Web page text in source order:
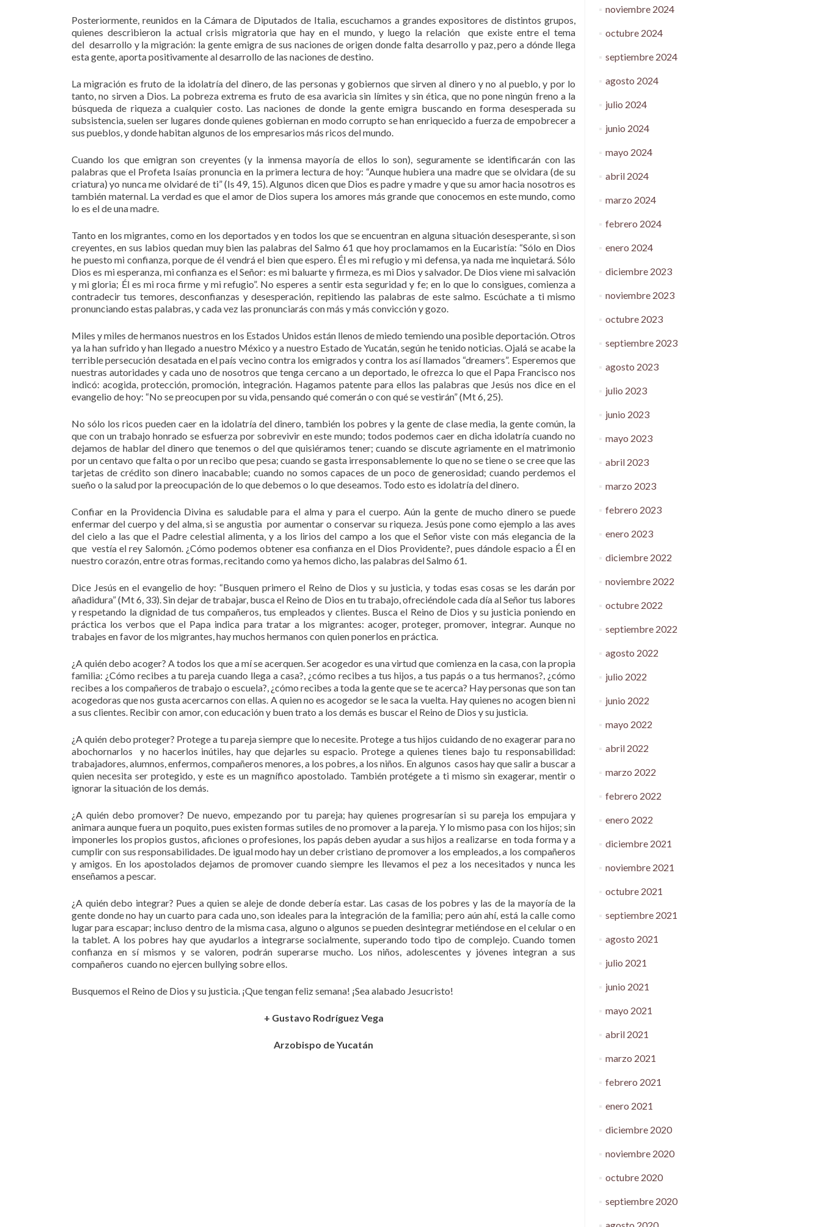
Posteriormente, reunidos en la Cámara de Diputados de Italia, escuchamos a grandes expositores de distintos grupos,
quienes describieron la actual crisis migratoria que hay en el mundo, y luego la relación que existe entre el tema
del desarrollo y la migración: la gente emigra de sus naciones de origen donde falta desarrollo y paz, pero a dónde llega
esta gente, aporta positivamente al desarrollo de las naciones de destino.
La migración es fruto de la idolatría del dinero, de las personas y gobiernos que sirven al dinero y no al pueblo, y por lo
tanto, no sirven a Dios. La pobreza extrema es fruto de esa avaricia sin límites y sin ética, que no pone ningún freno a la
búsqueda de riqueza a cualquier costo. Las naciones de donde la gente emigra buscando en forma desesperada su
subsistencia, suelen ser lugares donde quienes gobiernan en modo corrupto se han enriquecido a fuerza de empobrecer a
sus pueblos, y donde habitan algunos de los empresarios más ricos del mundo.
Cuando los que emigran son creyentes (y la inmensa mayoría de ellos lo son), seguramente se identificarán con las
palabras que el Profeta Isaías pronuncia en la primera lectura de hoy: “Aunque hubiera una madre que se olvidara (de su
criatura) yo nunca me olvidaré de ti” (Is 49, 15). Algunos dicen que Dios es padre y madre y que su amor hacia nosotros es
también maternal. La verdad es que el amor de Dios supera los amores más grande que conocemos en este mundo, como
lo es el de una madre.
Tanto en los migrantes, como en los deportados y en todos los que se encuentran en alguna situación desesperante, si son
creyentes, en sus labios quedan muy bien las palabras del Salmo 61 que hoy proclamamos en la Eucaristía: “Sólo en Dios
he puesto mi confianza, porque de él vendrá el bien que espero. Él es mi refugio y mi defensa, ya nada me inquietará. Sólo
Dios es mi esperanza, mi confianza es el Señor: es mi baluarte y firmeza, es mi Dios y salvador. De Dios viene mi salvación
y mi gloria; Él es mi roca firme y mi refugio”. No esperes a sentir esta seguridad y fe; en lo que lo consigues, comienza a
contradecir tus temores, desconfianzas y desesperación, repitiendo las palabras de este salmo. Escúchate a ti mismo
pronunciando estas palabras, y cada vez las pronunciarás con más y más convicción y gozo.
Miles y miles de hermanos nuestros en los Estados Unidos están llenos de miedo temiendo una posible deportación. Otros
ya la han sufrido y han llegado a nuestro México y a nuestro Estado de Yucatán, según he tenido noticias. Ojalá se acabe la
terrible persecución desatada en el país vecino contra los emigrados y contra los así llamados “dreamers”. Esperemos que
nuestras autoridades y cada uno de nosotros que tenga cercano a un deportado, le ofrezca lo que el Papa Francisco nos
indicó: acogida, protección, promoción, integración. Hagamos patente para ellos las palabras que Jesús nos dice en el
evangelio de hoy: “No se preocupen por su vida, pensando qué comerán o con qué se vestirán” (Mt 6, 25).
No sólo los ricos pueden caer en la idolatría del dinero, también los pobres y la gente de clase media, la gente común, la
que con un trabajo honrado se esfuerza por sobrevivir en este mundo; todos podemos caer en dicha idolatría cuando no
dejamos de hablar del dinero que tenemos o del que quisiéramos tener; cuando se discute agriamente en el matrimonio
por un centavo que falta o por un recibo que pesa; cuando se gasta irresponsablemente lo que no se tiene o se cree que las
tarjetas de crédito son dinero inacabable; cuando no somos capaces de un poco de generosidad; cuando perdemos el
sueño o la salud por la preocupación de lo que debemos o lo que deseamos. Todo esto es idolatría del dinero.
Confiar en la Providencia Divina es saludable para el alma y para el cuerpo. Aún la gente de mucho dinero se puede
enfermar del cuerpo y del alma, si se angustia por aumentar o conservar su riqueza. Jesús pone como ejemplo a las aves
del cielo a las que el Padre celestial alimenta, y a los lirios del campo a los que el Señor viste con más elegancia de la
que vestía el rey Salomón. ¿Cómo podemos obtener esa confianza en el Dios Providente?, pues dándole espacio a Él en
nuestro corazón, entre otras formas, recitando como ya hemos dicho, las palabras del Salmo 61.
Dice Jesús en el evangelio de hoy: “Busquen primero el Reino de Dios y su justicia, y todas esas cosas se les darán por
añadidura” (Mt 6, 33). Sin dejar de trabajar, busca el Reino de Dios en tu trabajo, ofreciéndole cada día al Señor tus labores
y respetando la dignidad de tus compañeros, tus empleados y clientes. Busca el Reino de Dios y su justicia poniendo en
práctica los verbos que el Papa indica para tratar a los migrantes: acoger, proteger, promover, integrar. Aunque no
trabajes en favor de los migrantes, hay muchos hermanos con quien ponerlos en práctica.
¿A quién debo acoger? A todos los que a mí se acerquen. Ser acogedor es una virtud que comienza en la casa, con la propia
familia: ¿Cómo recibes a tu pareja cuando llega a casa?, ¿cómo recibes a tus hijos, a tus papás o a tus hermanos?, ¿cómo
recibes a los compañeros de trabajo o escuela?, ¿cómo recibes a toda la gente que se te acerca? Hay personas que son tan
acogedoras que nos gusta acercarnos con ellas. A quien no es acogedor se le saca la vuelta. Hay quienes no acogen bien ni
a sus clientes. Recibir con amor, con educación y buen trato a los demás es buscar el Reino de Dios y su justicia.
¿A quién debo proteger? Protege a tu pareja siempre que lo necesite. Protege a tus hijos cuidando de no exagerar para no
abochornarlos y no hacerlos inútiles, hay que dejarles su espacio. Protege a quienes tienes bajo tu responsabilidad:
trabajadores, alumnos, enfermos, compañeros menores, a los pobres, a los niños. En algunos casos hay que salir a buscar a
quien necesita ser protegido, y este es un magnífico apostolado. También protégete a ti mismo sin exagerar, mentir o
ignorar la situación de los demás.
¿A quién debo promover? De nuevo, empezando por tu pareja; hay quienes progresarían si su pareja los empujara y
animara aunque fuera un poquito, pues existen formas sutiles de no promover a la pareja. Y lo mismo pasa con los hijos; sin
imponerles los propios gustos, aficiones o profesiones, los papás deben ayudar a sus hijos a realizarse en toda forma y a
cumplir con sus responsabilidades. De igual modo hay un deber cristiano de promover a los empleados, a los compañeros
y amigos. En los apostolados dejamos de promover cuando siempre les llevamos el pez a los necesitados y nunca les
enseñamos a pescar.
¿A quién debo integrar? Pues a quien se aleje de donde debería estar. Las casas de los pobres y las de la mayoría de la
gente donde no hay un cuarto para cada uno, son ideales para la integración de la familia; pero aún ahí, está la calle como
lugar para escapar; incluso dentro de la misma casa, alguno o algunos se pueden desintegrar metiéndose en el celular o en
la tablet. A los pobres hay que ayudarlos a integrarse socialmente, superando todo tipo de complejo. Cuando tomen
confianza en sí mismos y se valoren, podrán superarse mucho. Los niños, adolescentes y jóvenes integran a sus
compañeros cuando no ejercen bullying sobre ellos.
Busquemos el Reino de Dios y su justicia. ¡Que tengan feliz semana! ¡Sea alabado Jesucristo!
+ Gustavo Rodríguez Vega
Arzobispo de Yucatán
noviembre 2024
octubre 2024
septiembre 2024
agosto 2024
julio 2024
junio 2024
mayo 2024
abril 2024
marzo 2024
febrero 2024
enero 2024
diciembre 2023
noviembre 2023
octubre 2023
septiembre 2023
agosto 2023
julio 2023
junio 2023
mayo 2023
abril 2023
marzo 2023
febrero 2023
enero 2023
diciembre 2022
noviembre 2022
octubre 2022
septiembre 2022
agosto 2022
julio 2022
junio 2022
mayo 2022
abril 2022
marzo 2022
febrero 2022
enero 2022
diciembre 2021
noviembre 2021
octubre 2021
septiembre 2021
agosto 2021
julio 2021
junio 2021
mayo 2021
abril 2021
marzo 2021
febrero 2021
enero 2021
diciembre 2020
noviembre 2020
octubre 2020
septiembre 2020